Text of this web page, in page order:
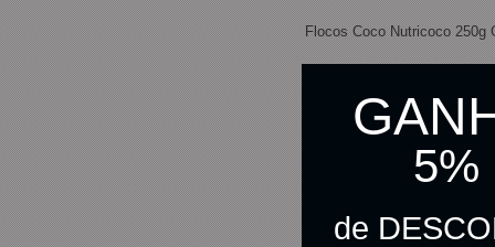
5%
de
Flocos Coco Nutricoco 250g
R$ 23,00
R$ 10,90